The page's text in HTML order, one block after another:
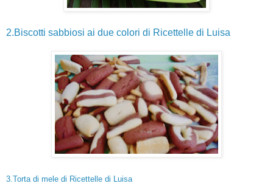
2.Biscotti sabbiosi ai due colori di Ricettelle di Luisa
3.Torta di mele di Ricettelle di Luisa